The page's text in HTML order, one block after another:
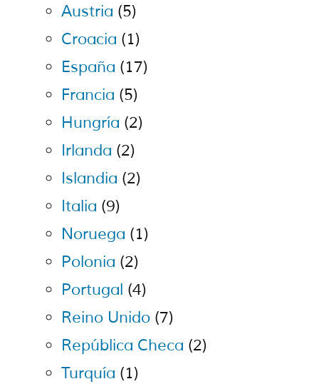
Austria (5)
Croacia (1)
España (17)
Francia (5)
Hungría (2)
Irlanda (2)
Islandia (2)
Italia (9)
Noruega (1)
Polonia (2)
Portugal (4)
Reino Unido (7)
República Checa (2)
Turquía (1)